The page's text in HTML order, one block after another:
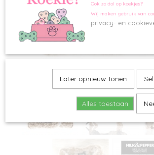
Ook zo dol op koekjes?
Wij maken gebruik van
privacy- en
Later opnieuw tonen
Alles toestaan